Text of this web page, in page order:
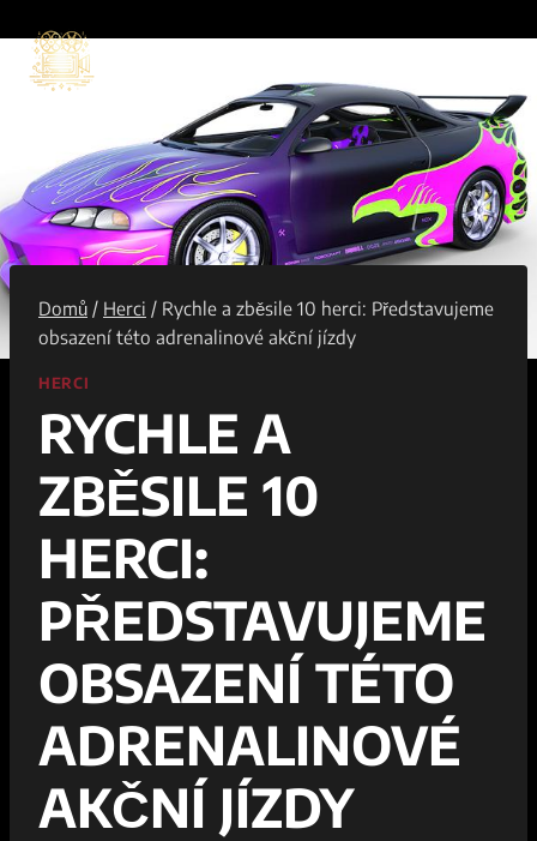
obsah
Domů / Herci / Rychle a zběsile 10 herci: Představujeme
obsazení této adrenalinové akční jízdy
HERCI
RYCHLE A
ZBĚSILE 10
HERCI:
PŘEDSTAVUJEME
OBSAZENÍ TÉTO
ADRENALINOVÉ
AKČNÍ JÍZDY